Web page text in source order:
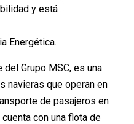
y está
Energética.
del Grupo MSC, es una
navieras que operan en
de pasajeros en
con una flota de